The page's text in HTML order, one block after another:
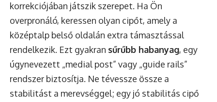
korrekciójában játszik szerepet. Ha Ön
overpronáló, keressen olyan cipőt, amely a
középtalp belső oldalán extra támasztással
rendelkezik. Ezt gyakran sűrűbb habanyag, egy
úgynevezett „medial post” vagy „guide rails”
rendszer biztosítja. Ne tévessze össze a
stabilitást a merevséggel; egy jó stabilitás cipő